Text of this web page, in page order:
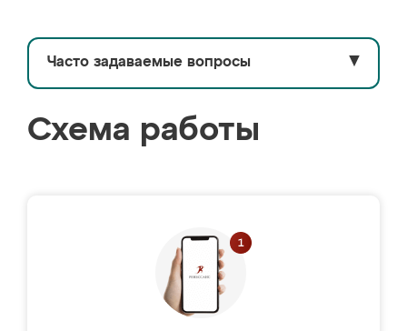
Часто задаваемые вопросы ▼
Схема работы